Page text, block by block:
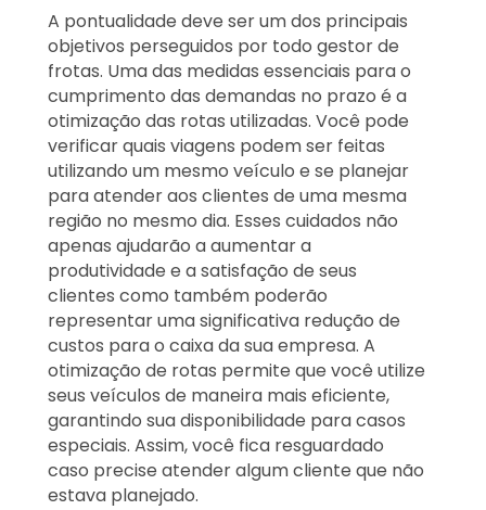
A pontualidade deve ser um dos principais
objetivos perseguidos por todo gestor de
frotas. Uma das medidas essenciais para o
cumprimento das demandas no prazo é a
otimização das rotas utilizadas. Você pode
verificar quais viagens podem ser feitas
utilizando um mesmo veículo e se planejar
para atender aos clientes de uma mesma
região no mesmo dia. Esses cuidados não
apenas ajudarão a aumentar a
produtividade e a satisfação de seus
clientes como também poderão
representar uma significativa redução de
custos para o caixa da sua empresa. A
otimização de rotas permite que você utilize
seus veículos de maneira mais eficiente,
garantindo sua disponibilidade para casos
especiais. Assim, você fica resguardado
caso precise atender algum cliente que não
estava planejado.